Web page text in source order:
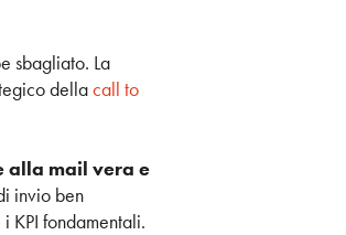
sbagliato. La
dellacall to
alla mail vera e
invio ben
KPI fondamentali.